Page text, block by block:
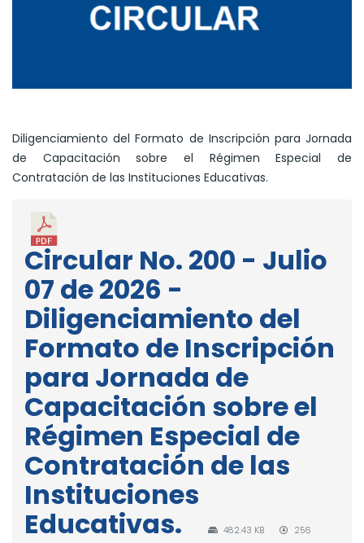
Diligenciamiento del Formato de Inscripción para Jornada
de Capacitación sobre el Régimen Especial de
Contratación de las Instituciones Educativas.
Circular No. 200 - Julio
07 de 2026 -
Diligenciamiento del
Formato de Inscripción
para Jornada de
Capacitación sobre el
Régimen Especial de
Contratación de las
Instituciones
Educativas.
482.43 KB 256